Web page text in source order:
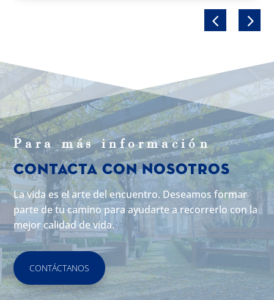
Para más información
Contacta con Nosotros
La vida es el arte del encuentro. Deseamos formar
parte de tu camino para ayudarte a recorrerlo con la
mejor calidad de vida.
CONTÁCTANOS